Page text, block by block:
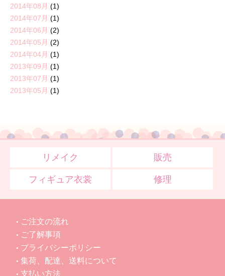
2014年08月 (1)
2014年07月 (1)
2014年06月 (2)
2014年05月 (2)
2014年04月 (1)
2013年09月 (1)
2013年07月 (1)
2013年05月 (1)
リメイク 販売
フィギュア衣裳 修理
ご注文の流れ
ご了解事項
プライバシーポリシー
集荷、配達、送料について
支払い方法